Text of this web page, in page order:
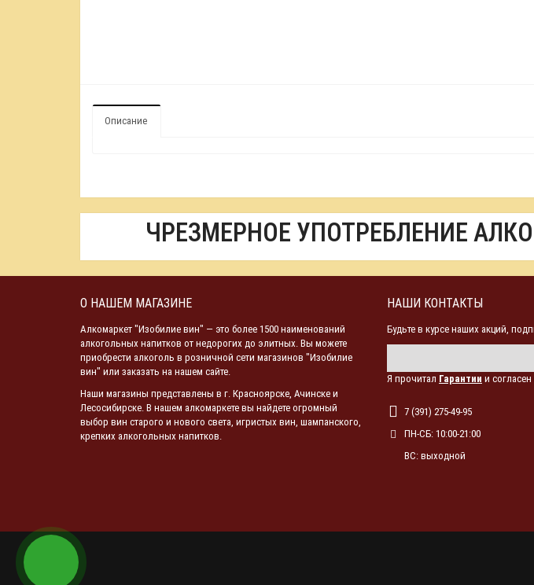
Описание
ЧРЕЗМЕРНОЕ УПОТРЕБЛЕНИЕ
О НАШЕМ МАГАЗИНЕ
Алкомаркет "Изобилие вин" — это более 1500 наименований
алкогольных напитков от недорогих до элитных. Вы можете
приобрести алкоголь в розничной сети магазинов "Изобилие
вин" или заказать на нашем сайте.
Наши магазины представлены в г. Красноярске, Ачинске и
Лесосибирске. В нашем алкомаркете вы найдете огромный
выбор вин старого и нового света, игристых вин, шампанского,
крепких алкогольных напитков.
НАШИ КОНТАКТЫ
Будьте в курсе наших акций,
Я прочитал Гарантии и
7 (391) 275-49-95
ПН-СБ: 10:00-21:00
ВС: выходной